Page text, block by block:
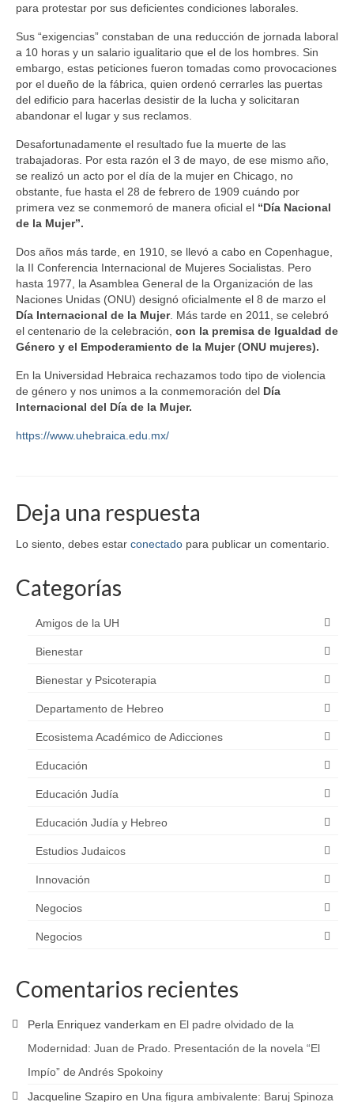
para protestar por sus deficientes condiciones laborales.
Sus “exigencias” constaban de una reducción de jornada laboral
a 10 horas y un salario igualitario que el de los hombres. Sin
embargo, estas peticiones fueron tomadas como provocaciones
por el dueño de la fábrica, quien ordenó cerrarles las puertas
del edificio para hacerlas desistir de la lucha y solicitaran
abandonar el lugar y sus reclamos.
Desafortunadamente el resultado fue la muerte de las
trabajadoras. Por esta razón el 3 de mayo, de ese mismo año,
se realizó un acto por el día de la mujer en Chicago, no
obstante, fue hasta el 28 de febrero de 1909 cuándo por
primera vez se conmemoró de manera oficial el “Día Nacional
de la Mujer”.
Dos años más tarde, en 1910, se llevó a cabo en Copenhague,
la II Conferencia Internacional de Mujeres Socialistas. Pero
hasta 1977, la Asamblea General de la Organización de las
Naciones Unidas (ONU) designó oficialmente el 8 de marzo el
Día Internacional de la Mujer. Más tarde en 2011, se celebró
el centenario de la celebración, con la premisa de Igualdad de
Género y el Empoderamiento de la Mujer (ONU mujeres).
En la Universidad Hebraica rechazamos todo tipo de violencia
de género y nos unimos a la conmemoración del Día
Internacional del Día de la Mujer.
https://www.uhebraica.edu.mx/
Deja una respuesta
Lo siento, debes estar conectado para publicar un comentario.
Categorías
Amigos de la UH
Bienestar
Bienestar y Psicoterapia
Departamento de Hebreo
Ecosistema Académico de Adicciones
Educación
Educación Judía
Educación Judía y Hebreo
Estudios Judaicos
Innovación
Negocios
Negocios
Comentarios recientes
Perla Enriquez vanderkam en El padre olvidado de la
Modernidad: Juan de Prado. Presentación de la novela “El
Impío” de Andrés Spokoiny
Jacqueline Szapiro en Una figura ambivalente: Baruj Spinoza